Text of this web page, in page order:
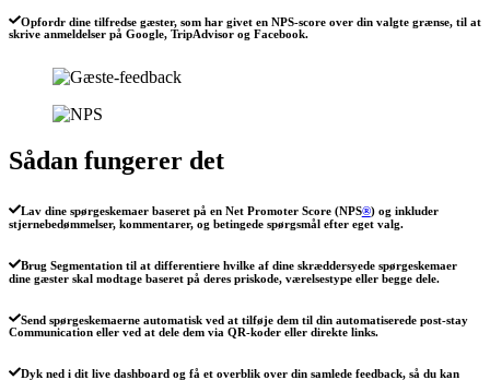
Opfordr dine tilfredse gæster, som har givet en NPS-score over din valgte grænse, til at
skrive anmeldelser på Google, TripAdvisor og Facebook.
Sådan fungerer det
Lav dine spørgeskemaer baseret på en Net Promoter Score (NPS®) og inkluder
stjernebedømmelser, kommentarer, og betingede spørgsmål efter eget valg.
Brug Segmentation til at differentiere hvilke af dine skræddersyede spørgeskemaer
dine gæster skal modtage baseret på deres priskode, værelsestype eller begge dele.
Send spørgeskemaerne automatisk ved at tilføje dem til din automatiserede post-stay
Communication eller ved at dele dem via QR-koder eller direkte links.
Dyk ned i dit live dashboard og få et overblik over din samlede feedback, så du kan